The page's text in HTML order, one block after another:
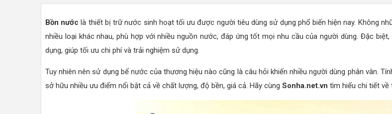
Bồn nước là thiết bị trữ nước sinh hoạt tối ưu được người tiêu dùng sử dụng phổ biến hiện nay. Không
nhiều loại khác nhau, phù hợp với nhiều nguồn nước, đáp ứng tốt mọi nhu cầu của người dùng. Đặc
dụng, giúp tối ưu chi phí và trải nghiệm sử dụng.
Tuy nhiên nên sử dụng bể nước của thương hiệu nào cũng là câu hỏi khiến nhiều người dùng phân vân.
sở hữu nhiều ưu điểm nổi bật cả về chất lượng, độ bền, giá cả. Hãy cùng Sonha.net.vn tìm hiểu chi tiết về